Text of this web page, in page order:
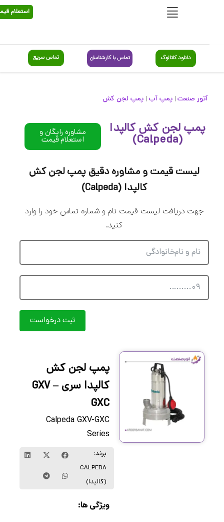
استعلام قیمت
دانلود کاتالوگ تماس با کارشناسان تماس سریع
آتور صنعت|پمپ آب| پمپ لجن کش
پمپ لجن کش کالپدا مشاوره رایگان و
استعلام قیمت
لیست قیمت و مشاوره دقیق پمپ لجن کش
کالپدا (Calpeda)
جهت دریافت لیست قیمت نام و شماره تماس خود را وارد
کنید.
ثبت درخواست
پمپ لجن کش
کالپدا سری GXV –
GXC
Calpeda GXV-GXC
Series
CALPEDA
(کالپدا)
ویژگی ها: